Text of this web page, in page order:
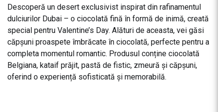
Descoperă un desert exclusivist inspirat din rafinamentul
dulciurilor Dubai – o ciocolată fină în formă de inimă, creată
special pentru Valentine’s Day. Alături de aceasta, vei găsi
căpșuni proaspete îmbrăcate în ciocolată, perfecte pentru a
completa momentul romantic. Produsul conține ciocolată
Belgiana, kataif prăjit, pastă de fistic, zmeură și căpșuni,
oferind o experiență sofisticată și memorabilă.